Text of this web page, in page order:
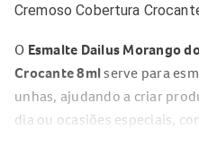
Cremoso Cobertura
O Esmalte Dailus Morango
Crocante 8mlserve para
unhas, ajudando a criar
dia ou ocasiões especiais,